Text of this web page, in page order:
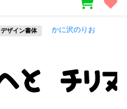
デザイン書体 かに沢のりお